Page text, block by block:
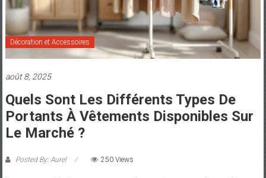
Maman
Décoration et Accessoires
août 8, 2025
Quels Sont Les Différents Types De
Portants À Vêtements Disponibles Sur
Le Marché ?
Posted By: Aurel 250 Views